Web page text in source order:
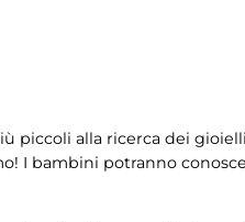
piccoli alla ricerca dei
I bambini potranno